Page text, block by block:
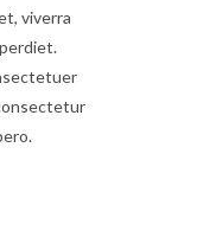
viverra